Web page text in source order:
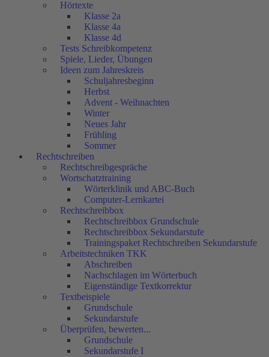
Hörtexte
Klasse 2a
Klasse 4a
Klasse 4d
Tests Schreibkompetenz
Spiele, Lieder, Übungen
Ideen zum Jahreskreis
Schuljahresbeginn
Herbst
Advent - Weihnachten
Winter
Neues Jahr
Frühling
Sommer
Rechtschreiben
Rechtschreibgespräche
Wortschatztraining
Wörterklinik und ABC-Buch
Computer-Lernkartei
Rechtschreibbox
Rechtschreibbox Grundschule
Rechtschreibbox Sekundarstufe
Trainingspaket Rechtschreiben Sekundarstufe
Arbeitstechniken TKK
Abschreiben
Nachschlagen im Wörterbuch
Eigenständige Textkorrektur
Textbeispiele
Grundschule
Sekundarstufe
Überprüfen, bewerten...
Grundschule
Sekundarstufe I